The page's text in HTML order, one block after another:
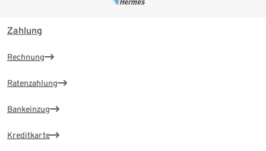
Zahlung
Rechnung
Ratenzahlung
Bankeinzug
Kreditkarte